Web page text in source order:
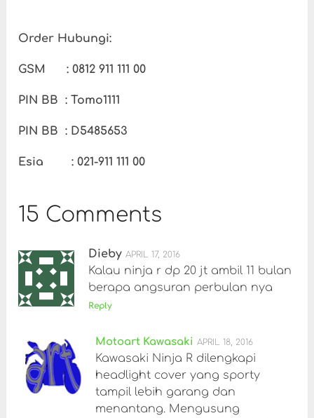
Order Hubungi:
GSM : 0812 911 111 00
PIN BB : Tomo1111
PIN BB : D5485653
Esia : 021-911 111 00
15 Comments
Dieby APRIL 17, 2016
Kalau ninja r dp 20 jt ambil 11 bulan
berapa angsuran perbulan nya
Reply
Motoart Kawasaki APRIL 18, 2016
Kawasaki Ninja R dilengkapi
headlight cover yang sporty
tampil lebih garang dan
menantang. Mengusung